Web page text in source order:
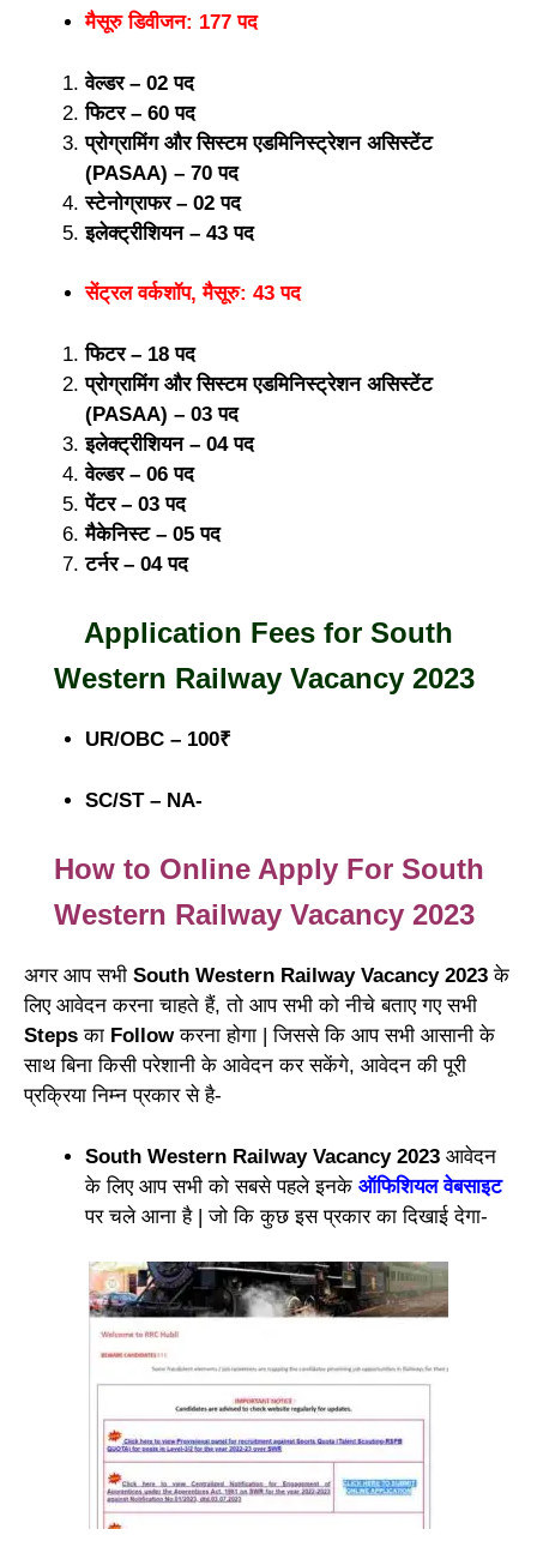
मैसूरु डिवीजन: 177 पद
वेल्डर – 02 पद
फिटर – 60 पद
प्रोग्रामिंग और सिस्टम एडमिनिस्ट्रेशन असिस्टेंट
(PASAA) – 70 पद
स्टेनोग्राफर – 02 पद
इलेक्ट्रीशियन – 43 पद
सेंट्रल वर्कशॉप, मैसूरु: 43 पद
फिटर – 18 पद
प्रोग्रामिंग और सिस्टम एडमिनिस्ट्रेशन असिस्टेंट
(PASAA) – 03 पद
इलेक्ट्रीशियन – 04 पद
वेल्डर – 06 पद
पेंटर – 03 पद
मैकेनिस्ट – 05 पद
टर्नर – 04 पद
Application Fees for South
Western Railway Vacancy 2023
UR/OBC – 100₹
SC/ST – NA-
How to Online Apply For South
Western Railway Vacancy 2023
अगर आप सभी South Western Railway Vacancy 2023 के
लिए आवेदन करना चाहते हैं, तो आप सभी को नीचे बताए गए सभी
Stepsका Followकरना होगा | जिससे कि आप सभी आसानी के
साथ बिना किसी परेशानी के आवेदन कर सकेंगे, आवेदन की पूरी
प्रक्रिया निम्न प्रकार से है-
South Western Railway Vacancy 2023 आवेदन
के लिए आप सभी को सबसे पहले इनके ऑफिशियल वेबसाइट
पर चले आना है | जो कि कुछ इस प्रकार का दिखाई देगा-